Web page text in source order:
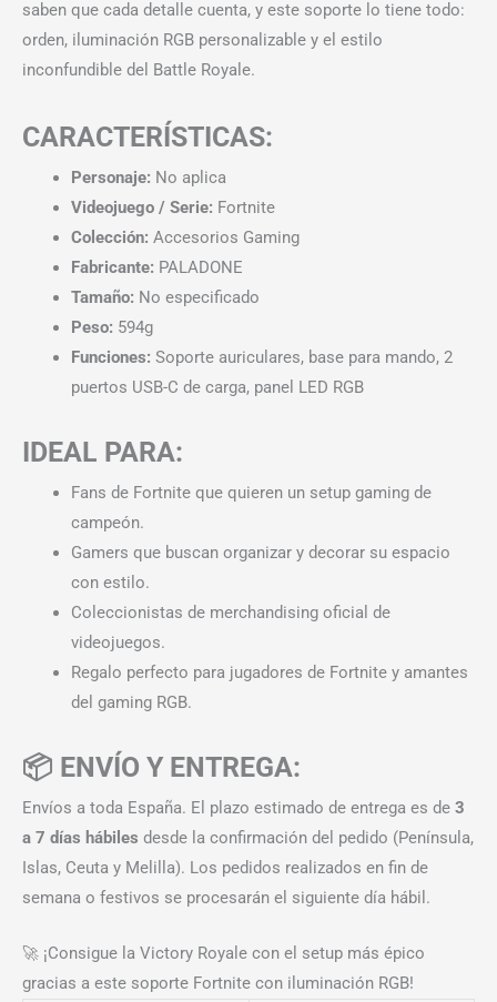
saben que cada detalle cuenta, y este soporte lo tiene todo:
orden, iluminación RGB personalizable y el estilo
inconfundible del Battle Royale.
CARACTERÍSTICAS:
Personaje: No aplica
Videojuego / Serie: Fortnite
Colección: Accesorios Gaming
Fabricante: PALADONE
Tamaño: No especificado
Peso: 594g
Funciones: Soporte auriculares, base para mando, 2
puertos USB-C de carga, panel LED RGB
IDEAL PARA:
Fans de Fortnite que quieren un setup gaming de
campeón.
Gamers que buscan organizar y decorar su espacio
con estilo.
Coleccionistas de merchandising oficial de
videojuegos.
Regalo perfecto para jugadores de Fortnite y amantes
del gaming RGB.
📦 ENVÍO Y ENTREGA:
Envíos a toda España. El plazo estimado de entrega es de 3
a 7 días hábiles desde la confirmación del pedido (Península,
Islas, Ceuta y Melilla). Los pedidos realizados en fin de
semana o festivos se procesarán el siguiente día hábil.
🚀 ¡Consigue la Victory Royale con el setup más épico
gracias a este soporte Fortnite con iluminación RGB!